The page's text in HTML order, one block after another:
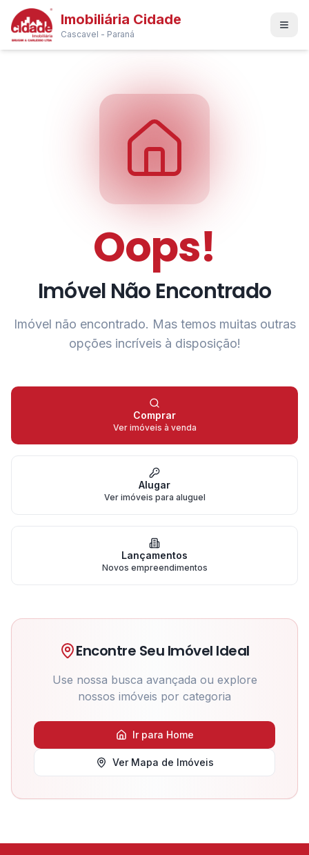
Imobiliária Cidade
Cascavel - Paraná
Oops!
Imóvel Não Encontrado
Imóvel não encontrado. Mas temos muitas outras
opções incríveis à disposição!
Comprar
Ver imóveis à venda
Alugar
Ver imóveis para aluguel
Lançamentos
Novos empreendimentos
Encontre Seu Imóvel Ideal
Use nossa busca avançada ou explore
nossos imóveis por categoria
Ir para Home
Ver Mapa de Imóveis